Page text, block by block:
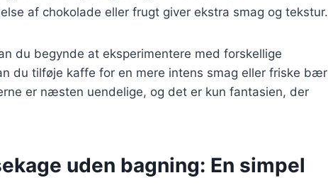
af chokolade eller frugt giver ekstra smag og tekstur.
du begynde at eksperimentere med forskellige
du tilføje kaffe for en mere intens smag eller friske bær
er næsten uendelige, og det er kun fantasien, der
uden bagning: En simpel